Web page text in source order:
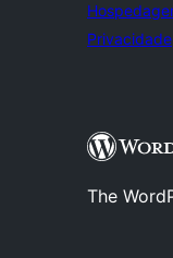
Privacidade
The